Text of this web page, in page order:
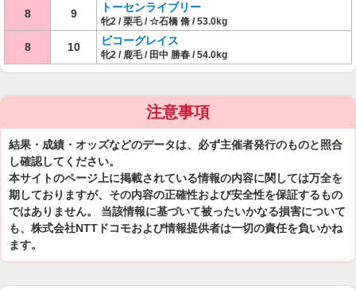
8 9 トーセンライブリー
牝2 / 栗毛 / ☆石橋 脩 / 53.0kg
8 10 ビコーグレイス
牝2 / 鹿毛 / 田中 勝春 / 54.0kg
注意事項
結果・成績・オッズなどのデータは、必ず主催者発行のものと照合
し確認してください。
本サイトのページ上に掲載されている情報の内容に関しては万全を
期しておりますが、その内容の正確性および安全性を保証するもの
ではありません。 当該情報に基づいて被ったいかなる損害について
も、株式会社NTTドコモおよび情報提供者は一切の責任を負いかね
ます。